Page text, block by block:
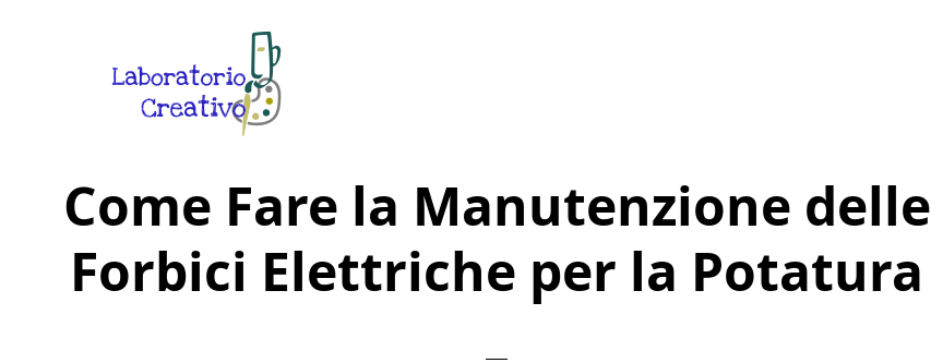
Creativo
Creative
in
Rete
Come Fare la Manutenzione delle
Forbici Elettriche per la Potatura